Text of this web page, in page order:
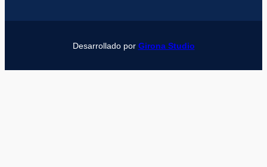
Desarrollado por Girona Studio